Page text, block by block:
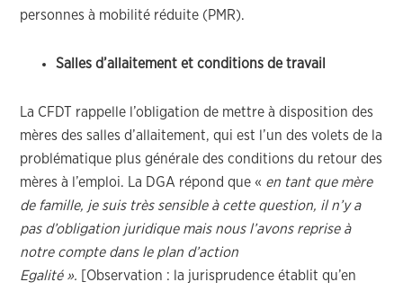
personnes à mobilité réduite (PMR).
Salles d’allaitement et conditions de travail
La CFDT rappelle l’obligation de mettre à disposition des
mères des salles d’allaitement, qui est l’un des volets de la
problématique plus générale des conditions du retour des
mères à l’emploi. La DGA répond que « en tant que mère
de famille, je suis très sensible à cette question, il n’y a
pas d’obligation juridique mais nous l’avons reprise à
notre compte dans le plan d’action
Egalité ».
[Observation : la jurisprudence établit qu’en